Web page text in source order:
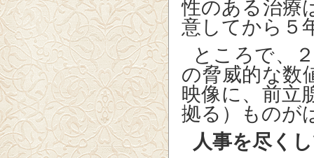
性のある治療
意してから５
ところで、
の脅威的な数
映像に、前立
拠る）ものが
人事を尽く